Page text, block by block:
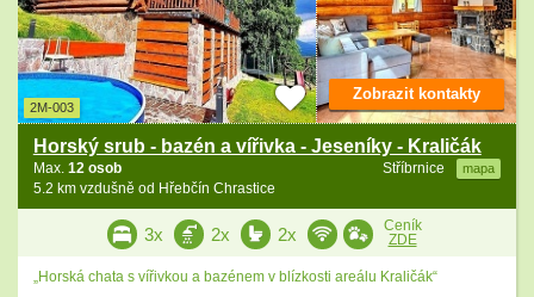
2M-003
Horský srub - bazén a vířivka - Jeseníky - Kraličák
Stříbrnice mapa
Max. 12 osob
5.2 km vzdušně od Hřebčín Chrastice
Zobrazit kontakty
3x 2x 2x
Ceník
ZDE
„Horská chata s vířivkou a bazénem v blízkosti areálu Kraličák“